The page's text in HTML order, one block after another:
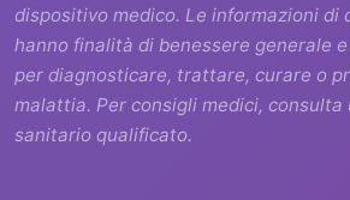
dispositivo medico. Le informazioni di
hanno finalità di benessere generale
per diagnosticare, trattare, curare o
malattia. Per consigli medici, consulta
sanitario qualificato.